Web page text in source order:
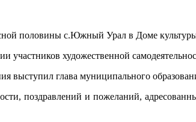
половины с.Южный Урал в Доме
художественной
выступил глава муниципального
поздравлений и пожеланий,